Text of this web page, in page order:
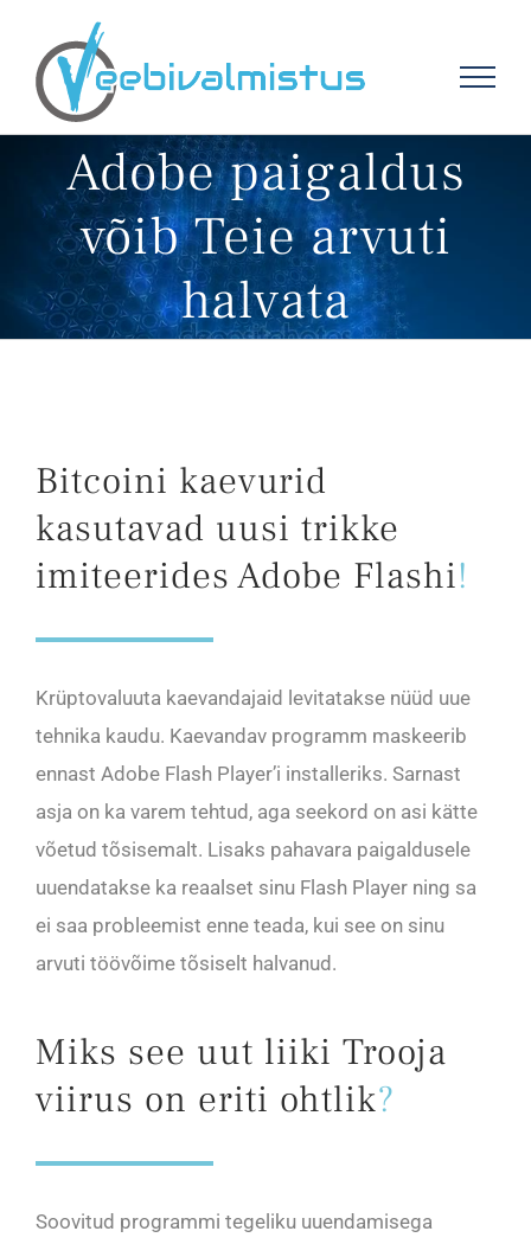
content
Adobe paigaldus
võib Teie arvuti
halvata
Bitcoini kaevurid
kasutavad uusi trikke
imiteerides Adobe Flashi!
Krüptovaluuta kaevandajaid levitatakse nüüd uue
tehnika kaudu. Kaevandav programm maskeerib
ennast Adobe Flash Player’i installeriks. Sarnast
asja on ka varem tehtud, aga seekord on asi kätte
võetud tõsisemalt. Lisaks pahavara paigaldusele
uuendatakse ka reaalset sinu Flash Player ning sa
ei saa probleemist enne teada, kui see on sinu
arvuti töövõime tõsiselt halvanud.
Miks see uut liiki Trooja
viirus on eriti ohtlik?
Soovitud programmi tegeliku uuendamisega